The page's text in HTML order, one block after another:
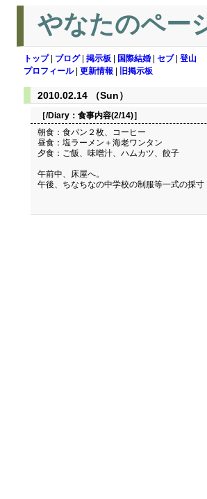
やなたのペー
トップ| ブログ| 掲示板 国際結婚 セブ| 登山
プロフィール| 更新情報 旧掲示板
2010.02.14 （Sun）
［/Diary： 食事内容(2/14)］
朝食：食パン２枚、コーヒー
昼食：塩ラーメン＋海老ワンタン
夕食：ご飯、味噌汁、ハムカツ、餃子
午前中、床屋へ。
午後、ちなちなの中学校の制服等一式の採寸